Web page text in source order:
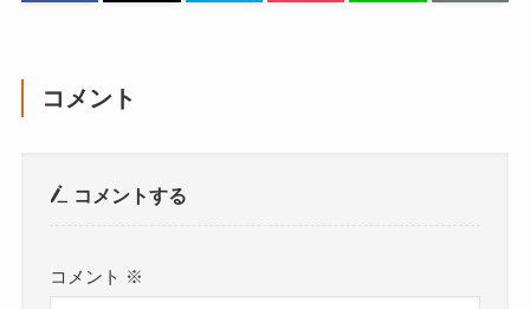
コメント
コメントする
コメント ※